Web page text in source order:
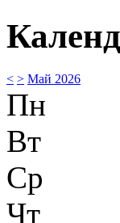
< > Май 2026
Пн
Вт
Ср
Чт